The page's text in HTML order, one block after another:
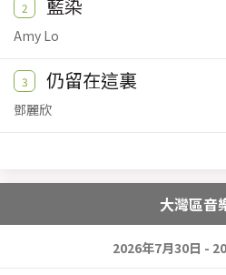
2 藍染
Amy Lo
3 仍留在這裏
鄧麗欣
大灣區音
2026年7月30日 -